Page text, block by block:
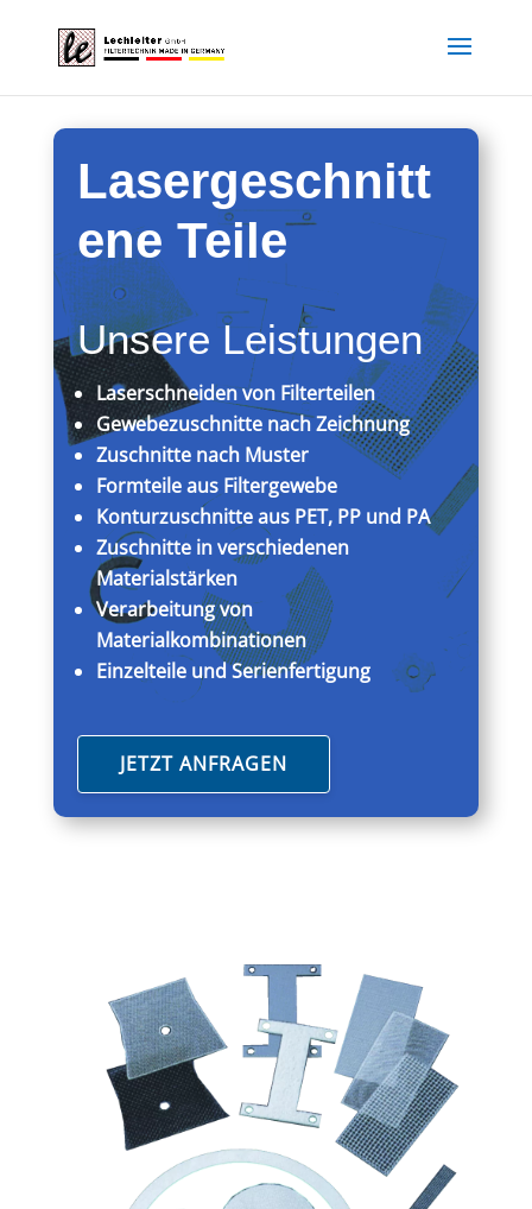
Lasergeschnitt
ene Teile
Unsere Leistungen
Laserschneiden von Filterteilen
Gewebezuschnitte nach Zeichnung
Zuschnitte nach Muster
Formteile aus Filtergewebe
Konturzuschnitte aus PET, PP und PA
Zuschnitte in verschiedenen
Materialstärken
Verarbeitung von
Materialkombinationen
Einzelteile und Serienfertigung
JETZT ANFRAGEN